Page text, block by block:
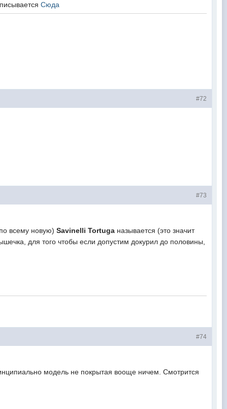
Сюда
#72
#73
всему новую)Savinelli Tortuga называется (это значит
для того чтобы если допустим докурил до половины,
#74
модель не покрытая вооще ничем. Смотрится